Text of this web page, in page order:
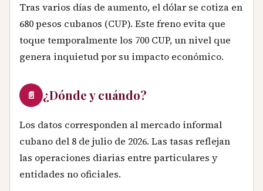
Tras varios días de aumento, el dólar se cotiza en
680 pesos cubanos (CUP). Este freno evita que
toque temporalmente los 700 CUP, un nivel que
genera inquietud por su impacto económico.
📄 ¿Dónde y cuándo?
Los datos corresponden al mercado informal
cubano del 8 de julio de 2026. Las tasas reflejan
las operaciones diarias entre particulares y
entidades no oficiales.